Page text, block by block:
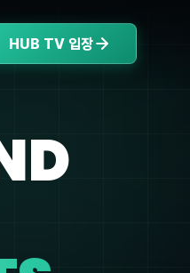
HUB TV 입장